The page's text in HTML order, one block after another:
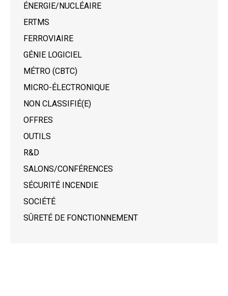
ÉNERGIE/NUCLÉAIRE
ERTMS
FERROVIAIRE
GÉNIE LOGICIEL
MÉTRO (CBTC)
MICRO-ÉLECTRONIQUE
NON CLASSIFIÉ(E)
OFFRES
OUTILS
R&D
SALONS/CONFÉRENCES
SÉCURITÉ INCENDIE
SOCIÉTÉ
SÛRETÉ DE FONCTIONNEMENT